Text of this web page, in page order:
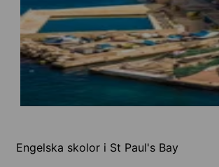
Engelska skolor i St Paul's Bay